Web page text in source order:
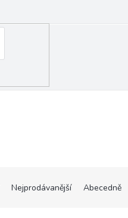
Nejprodávanější Abecedně